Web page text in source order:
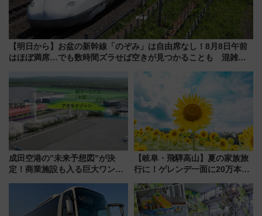
【明日から】お盆の新幹線「のぞみ」は自由席なし！8月8日午前
はほぼ満席…でも数時間ズラせば空きが見つかることも 混雑避
成田空港の”未来予想図”が決
定！商業施設も入る巨大ワンタ
で新型特急が品川･羽田とを結
ぶ！ JR空港駅は2面3線化！
【岐阜・飛騨高山】夏の家族旅
行に！ゲレンデ一面に20万本の
アひまわり園」開園